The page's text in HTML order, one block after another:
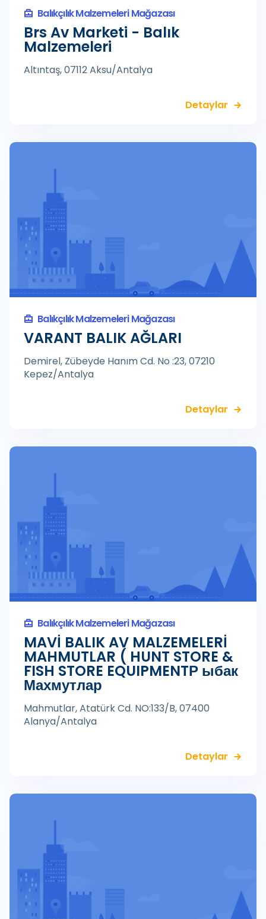
Balıkçılık Malzemeleri Mağazası
Brs Av Marketi - Balık
Malzemeleri
Altıntaş, 07112 Aksu/Antalya
Detaylar
Balıkçılık Malzemeleri Mağazası
VARANT BALIK AĞLARI
Demirel, Zübeyde Hanım Cd. No :23, 07210
Kepez/Antalya
Detaylar
Balıkçılık Malzemeleri Mağazası
MAVİ BALIK AV MALZEMELERİ
MAHMUTLAR ( HUNT STORE &
FISH STORE EQUIPMENTР ыбак
Махмутлар
Mahmutlar, Atatürk Cd. NO:133/B, 07400
Alanya/Antalya
Detaylar